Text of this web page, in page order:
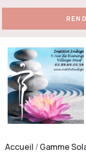
Accueil /Gamme